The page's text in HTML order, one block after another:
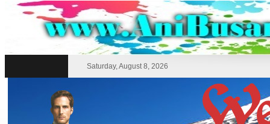
Saturday, August 8, 2026